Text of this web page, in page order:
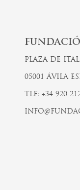
PLAZA DE
05001 ÁVILA
TLF: +34 920